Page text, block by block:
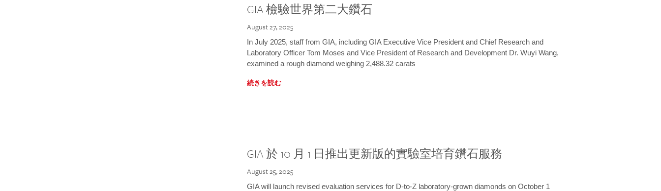
GIA 檢驗世界第二大鑽石
August 27, 2025
In July 2025, staff from GIA, including GIA Executive Vice President and Chief Research and
Laboratory Officer Tom Moses and Vice President of Research and Development Dr. Wuyi Wang,
examined a rough diamond weighing 2,488.32 carats
続きを読む
GIA 於 10 月 1 日推出更新版的實驗室培育鑽石服務
August 25, 2025
GIA will launch revised evaluation services for D-to-Z laboratory-grown diamonds on October 1